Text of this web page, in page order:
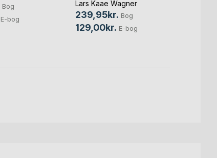
Bog
E-bog
Lars Kaae Wagner
239,95kr. Bog
129,00kr. E-bog